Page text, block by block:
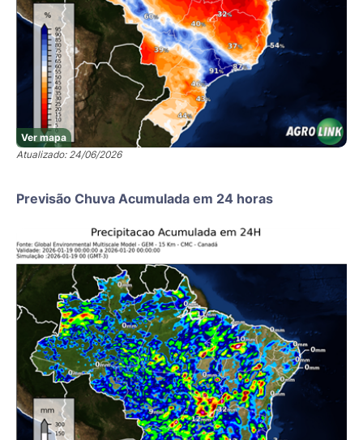
Ver mapa
Atualizado: 24/06/2026
Previsão Chuva Acumulada em 24 horas